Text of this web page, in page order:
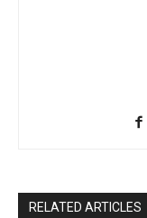
RELATED ARTICLES